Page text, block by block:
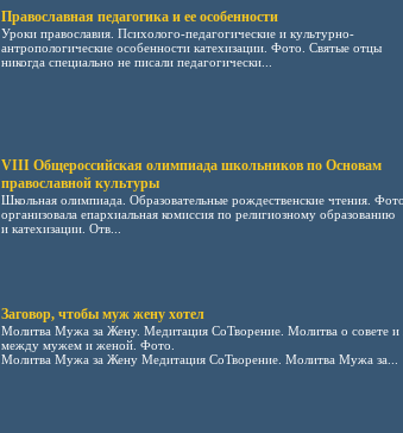
Православная педагогика и ее особенности
Уроки православия. Психолого-педагогические и культурно-
антропологические особенности катехизации. Фото. Святые отцы
никогда специально не писали педагогически...
VIII Общероссийская олимпиада школьников по Основам
православной культуры
Школьная олимпиада. Образовательные рождественские чтения.
организовала епархиальная комиссия по религиозному образованию
и катехизации. Отв...
Заговор, чтобы муж жену хотел
Молитва Мужа за Жену. Медитация СоТворение. Молитва о совете и
между мужем и женой. Фото.
Молитва Мужа за Жену Медитация СоТворение. Молитва Мужа за...